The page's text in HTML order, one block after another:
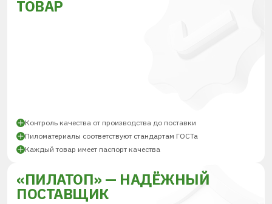
ТОВАР
Контроль качества от производства до поставки
Пиломатериалы соответствуют стандартам ГОСТа
Каждый товар имеет паспорт качества
«ПИЛАТОП» — НАДЁЖНЫЙ
ПОСТАВЩИК